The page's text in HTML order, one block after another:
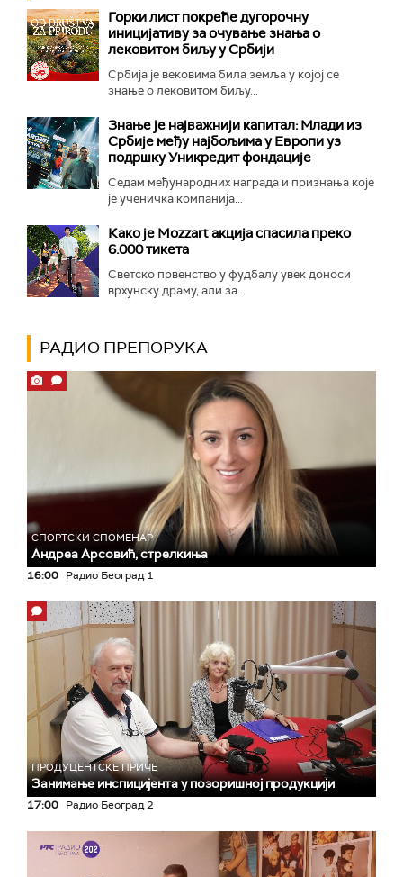
Горки лист покреће дугорочну
иницијативу за очување знања о
лековитом биљу у Србији
Србија је вековима била земља у којој се
знање о лековитом биљу...
Знање је најважнији капитал: Млади из
Србије међу најбољима у Европи уз
подршку Уникредит фондације
Седам међународних награда и признања које
је ученичка компанија...
Како је Mozzart акција спасила преко
6.000 тикета
Светско првенство у фудбалу увек доноси
врхунску драму, али за...
РАДИО ПРЕПОРУКА
СПОРТСКИ СПОМЕНАР
Андреа Арсовић, стрелкиња
16:00 Радио Београд 1
ПРОДУЦЕНТСКЕ ПРИЧЕ
Занимање инспицијента у позоришној продукцији
17:00 Радио Београд 2